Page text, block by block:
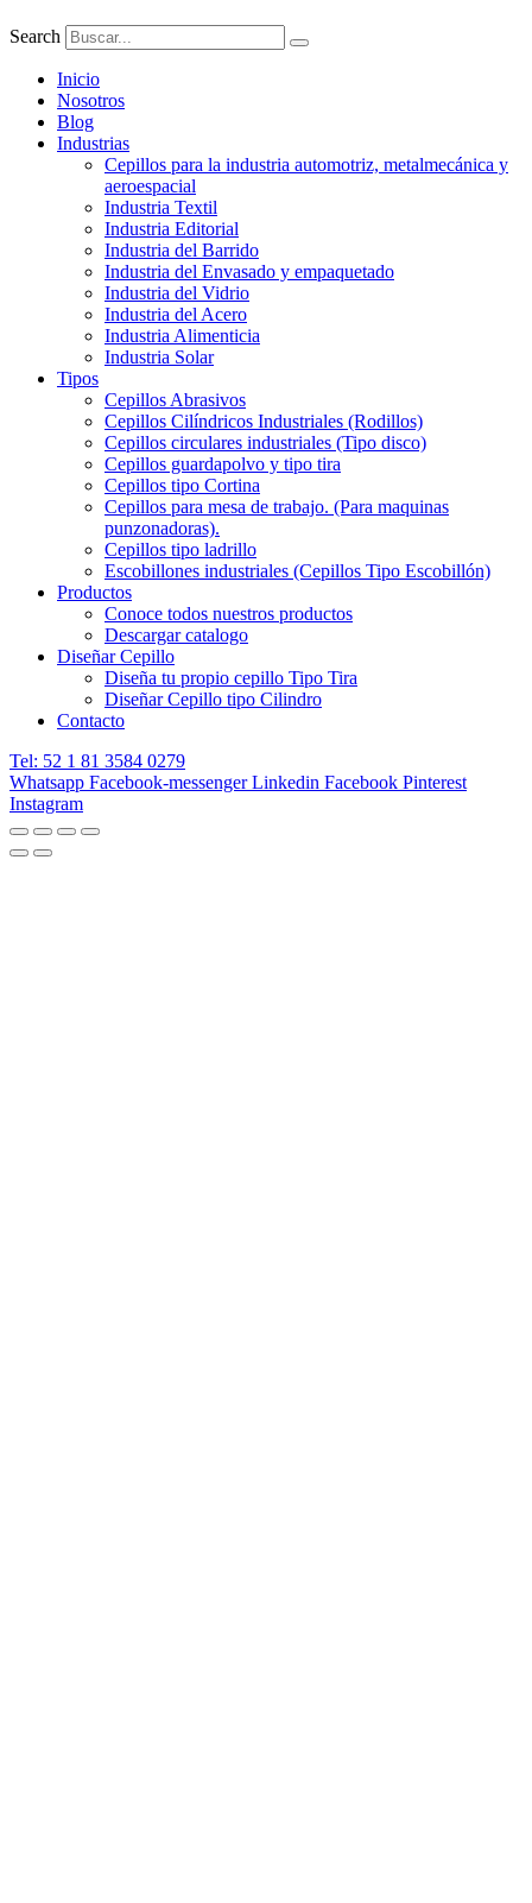
Search
Inicio
Nosotros
Blog
Industrias
Cepillos para la industria automotriz, metalmecánica y
aeroespacial
Industria Textil
Industria Editorial
Industria del Barrido
Industria del Envasado y empaquetado
Industria del Vidrio
Industria del Acero
Industria Alimenticia
Industria Solar
Tipos
Cepillos Abrasivos
Cepillos Cilíndricos Industriales (Rodillos)
Cepillos circulares industriales (Tipo disco)
Cepillos guardapolvo y tipo tira
Cepillos tipo Cortina
Cepillos para mesa de trabajo. (Para maquinas
punzonadoras).
Cepillos tipo ladrillo
Escobillones industriales (Cepillos Tipo Escobillón)
Productos
Conoce todos nuestros productos
Descargar catalogo
Diseñar Cepillo
Diseña tu propio cepillo Tipo Tira
Diseñar Cepillo tipo Cilindro
Contacto
Tel: 52 1 81 3584 0279
Whatsapp Facebook-messenger Linkedin Facebook Pinterest
Instagram